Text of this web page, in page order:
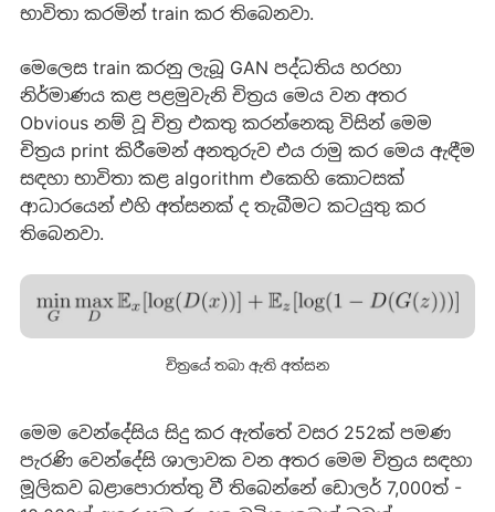
භාවිතා කරමින් train කර තිබෙනවා.
මෙලෙස train කරනු ලැබූ GAN පද්ධතිය හරහා
නිර්මාණය කළ පළමුවැනි චිත්‍රය මෙය වන අතර
Obvious නම් වූ චිත්‍ර එකතු කරන්නෙකු විසින් මෙම
චිත්‍රය print කිරීමෙන් අනතුරුව එය රාමු කර මෙය ඇඳීම
සඳහා භාවිතා කළ algorithm එකෙහි කොටසක්
ආධාරයෙන් එහි අත්සනක් ද තැබීමට කටයුතු කර
තිබෙනවා.
චිත්‍රයේ තබා ඇති අත්සන
මෙම වෙන්දේසිය සිදු කර ඇත්තේ වසර 252ක් පමණ
පැරණි වෙන්දේසි ශාලාවක වන අතර මෙම චිත්‍රය සඳහා
මූලිකව බළාපොරාත්තු වී තිබෙන්නේ ඩොලර් 7,000ත් -